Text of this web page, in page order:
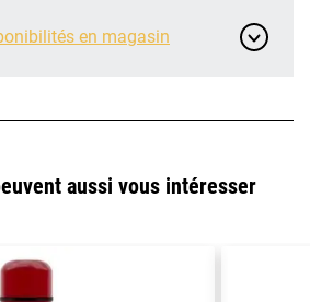
en magasin
aussi vous intéresser